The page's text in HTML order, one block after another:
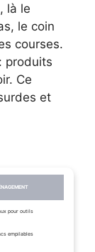
là le
le coin
courses.
produits
Ce
et
pour outils
empilables